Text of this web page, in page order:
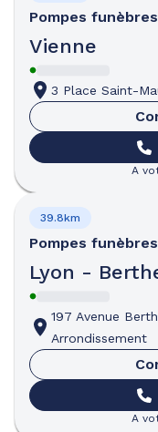
Pompes funèbres
Vienne
3 Place Saint-
A
Pompes funèbres
Lyon -
39.8km
197 Avenue
Arrondissement
A